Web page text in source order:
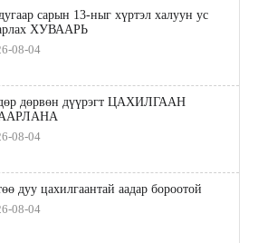
сарын 13-ныг хүртэл халуун ус
ХУВААРЬ
08-04
дөрвөн дүүрэгт ЦАХИЛГААН
08-04
дуу цахилгаантай аадар бороотой
08-04